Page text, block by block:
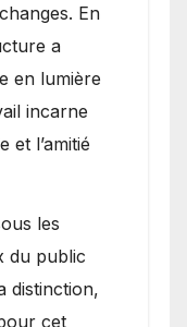
En
a
en lumière
incarne
et l’amitié
les
du public
distinction,
cet